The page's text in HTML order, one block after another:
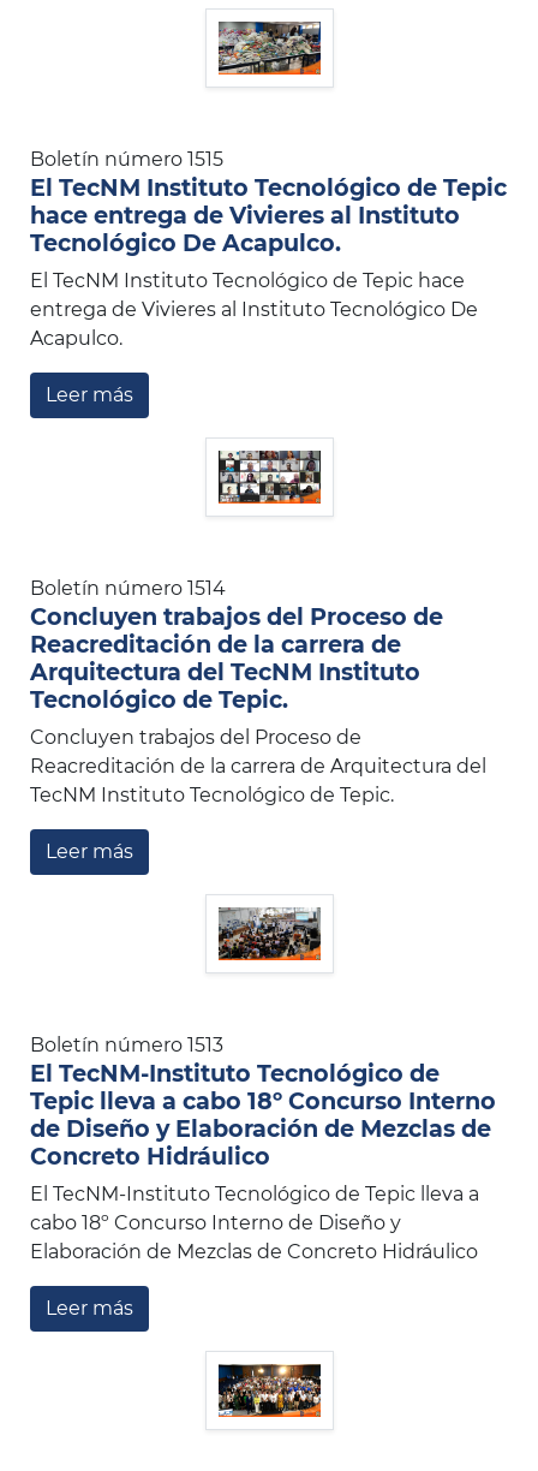
Boletín número 1515
El TecNM Instituto Tecnológico de Tepic
hace entrega de Vivieres al Instituto
Tecnológico De Acapulco.
El TecNM Instituto Tecnológico de Tepic hace
entrega de Vivieres al Instituto Tecnológico De
Acapulco.
Leer más
Boletín número 1514
Concluyen trabajos del Proceso de
Reacreditación de la carrera de
Arquitectura del TecNM Instituto
Tecnológico de Tepic.
Concluyen trabajos del Proceso de
Reacreditación de la carrera de Arquitectura del
TecNM Instituto Tecnológico de Tepic.
Leer más
Boletín número 1513
El TecNM-Instituto Tecnológico de
Tepic lleva a cabo 18º Concurso Interno
de Diseño y Elaboración de Mezclas de
Concreto Hidráulico
El TecNM-Instituto Tecnológico de Tepic lleva a
cabo 18º Concurso Interno de Diseño y
Elaboración de Mezclas de Concreto Hidráulico
Leer más